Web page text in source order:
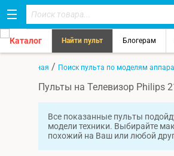
Каталог Найти пульт Блогерам
Главная / Поиск пульта по моделям
Пульты на Телевизор Philips
Все показанные пульты
модели техники. Выбирайте
похожий на Ваш или любой